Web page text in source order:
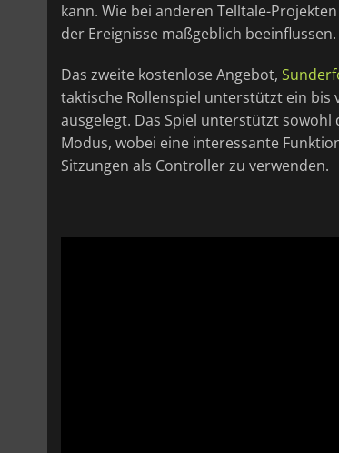
kann. Wie bei anderen Telltale-
der Ereignisse maßgeblich beeinflussen.
Das zweite kostenlose Angebot,
taktische Rollenspiel unterstützt ein bis
ausgelegt. Das Spiel unterstützt
Modus, wobei eine interessante
Sitzungen als Controller zu verwenden.